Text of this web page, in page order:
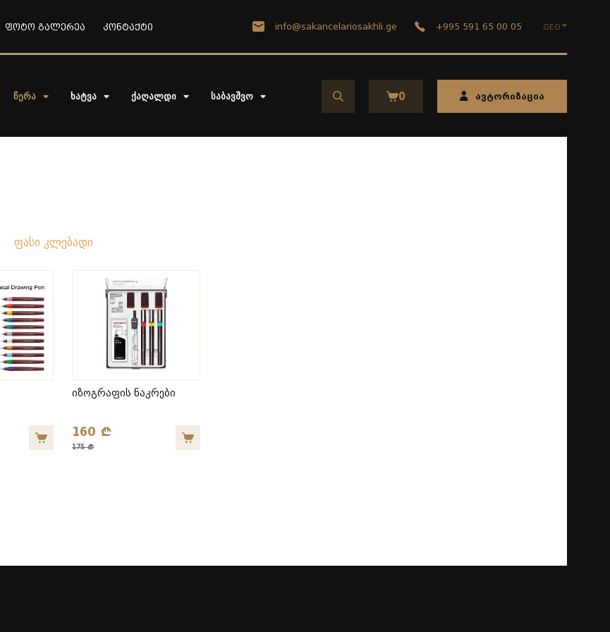
ფოტო გალერეა კონტაქტი info@sakancelariosakhli.ge +995 591 65 00 05
GEO
წერა ხატვა ქაღალდი საბავშვო 0 ავტორიზაცია
ფასი კლებადი
იზოგრაფის ნაკრები
160 ₾
175 ₾